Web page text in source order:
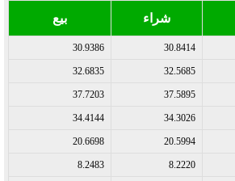
شراء بيع
30.8414
30.9386
32.5685
32.6835
37.5895
37.7203
34.3026
34.4144
20.5994
20.6698
8.2220
8.2483